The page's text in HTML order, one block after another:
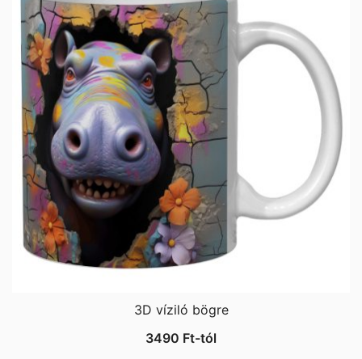
3D víziló bögre
3490 Ft-tól